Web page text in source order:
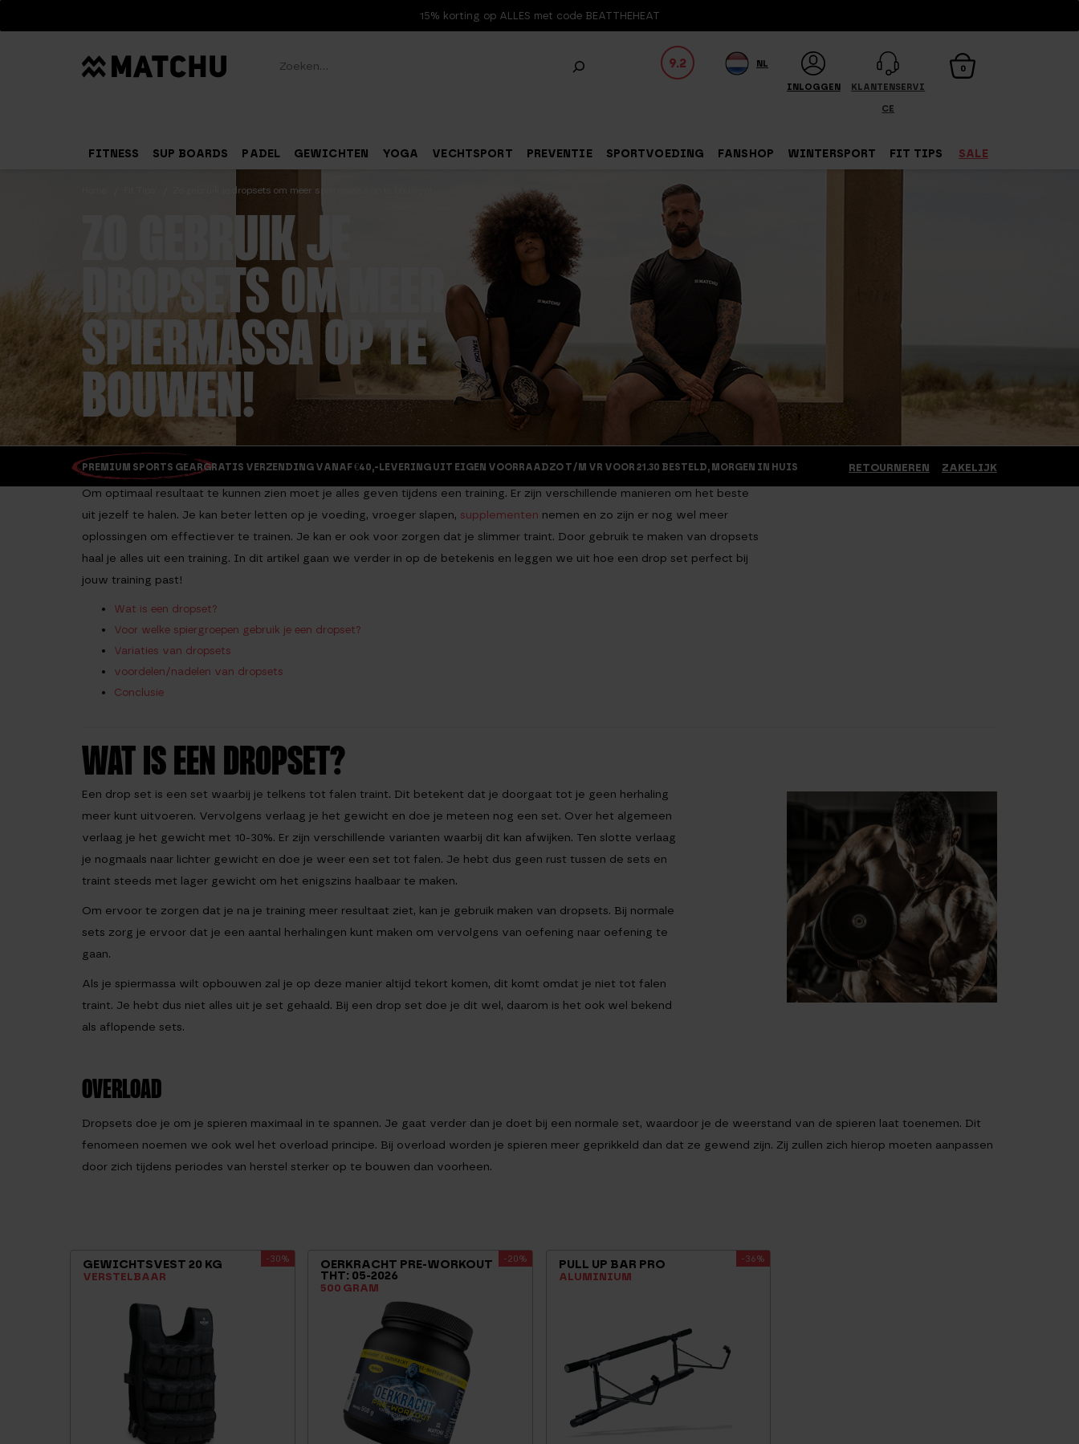
15% korting op ALLES met code BEATTHEHEAT
9.2 NL
INLOGGEN KLANTENSERVI
CE
0
FITNESS SUP BOARDS PADEL GEWICHTEN YOGA VECHTSPORT PREVENTIE SPORTVOEDING FANSHOP WINTERSPORT FIT TIPS SALE
Zo gebruik je dropsets om meer spiermassa op te bouwen!
ZO GEBRUIK JE
DROPSETS OM MEER
SPIERMASSA OP TE
BOUWEN!
RETOURNEREN ZAKELIJK
PREMIUM SPORTS GEARGRATIS VERZENDING VANAF €40,- LEVERING UIT EIGEN VOORRAADZO T/M VR VOOR 21.30 BESTELD, MORGEN IN HUIS
Om optimaal resultaat te kunnen zien moet je alles geven tijdens een training. Er zijn verschillende manieren om het beste
uit jezelf te halen. Je kan beter letten op je voeding, vroeger slapen, supplementen nemen en zo zijn er nog wel meer
oplossingen om effectiever te trainen. Je kan er ook voor zorgen dat je slimmer traint. Door gebruik te maken van dropsets
haal je alles uit een training. In dit artikel gaan we verder in op de betekenis en leggen we uit hoe een drop set perfect bij
jouw training past!
Wat is een dropset?
Voor welke spiergroepen gebruik je een dropset?
Variaties van dropsets
voordelen/nadelen van dropsets
Conclusie
WAT IS EEN DROPSET?
Een drop set is een set waarbij je telkens tot falen traint. Dit betekent dat je doorgaat tot je geen herhaling
meer kunt uitvoeren. Vervolgens verlaag je het gewicht en doe je meteen nog een set. Over het algemeen
verlaag je het gewicht met 10-30%. Er zijn verschillende varianten waarbij dit kan afwijken. Ten slotte verlaag
je nogmaals naar lichter gewicht en doe je weer een set tot falen. Je hebt dus geen rust tussen de sets en
traint steeds met lager gewicht om het enigszins haalbaar te maken.
Om ervoor te zorgen dat je na je training meer resultaat ziet, kan je gebruik maken van dropsets. Bij normale
sets zorg je ervoor dat je een aantal herhalingen kunt maken om vervolgens van oefening naar oefening te
gaan.
Als je spiermassa wilt opbouwen zal je op deze manier altijd tekort komen, dit komt omdat je niet tot falen
traint. Je hebt dus niet alles uit je set gehaald. Bij een drop set doe je dit wel, daarom is het ook wel bekend
als aflopende sets.
OVERLOAD
Dropsets doe je om je spieren maximaal in te spannen. Je gaat verder dan je doet bij een normale set, waardoor je de weerstand van de spieren laat toenemen. Dit
fenomeen noemen we ook wel het overload principe. Bij overload worden je spieren meer geprikkeld dan dat ze gewend zijn. Zij zullen zich hierop moeten aanpassen
door zich tijdens periodes van herstel sterker op te bouwen dan voorheen.
GEWICHTSVEST 20 KG
VERSTELBAAR
-30% OERKRACHT PRE-WORKOUT
THT: 05-2026
500 GRAM
-20% PULL UP BAR PRO
ALUMINIUM
-36%